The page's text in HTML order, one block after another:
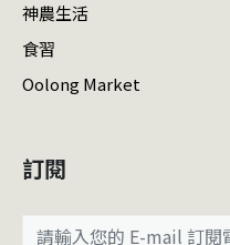
神農生活
食習
Oolong Market
訂閱